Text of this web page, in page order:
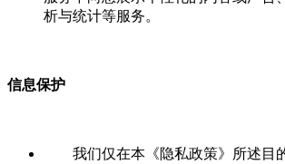
析与统计等服务。
信息保护
我们仅在本《隐私政策》所述目